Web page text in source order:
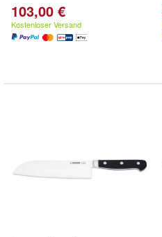
103,00 €
Kostenloser Versand